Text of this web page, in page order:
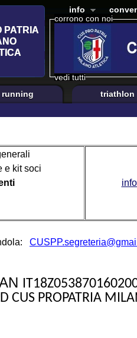
corrono con noi
vedi tutti
info
running triathlon
e kit soci
CUS PROPATRIA